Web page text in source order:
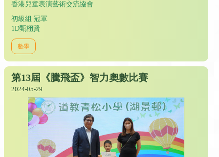
香港兒童表演藝術交流協會
初級組 冠軍
1D甄栩賢
數學
第13屆《騰飛盃》智力奧數比賽
2024-05-29